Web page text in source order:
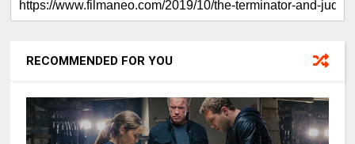
RECOMMENDED FOR YOU